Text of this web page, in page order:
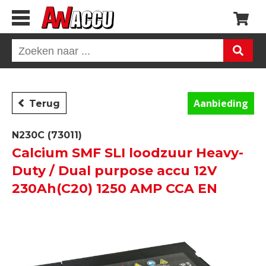
Terug Aanbieding
N230C (73011)
Calcium SMF SLI loodzuur Heavy-
Duty / Dual purpose accu 12V
230Ah(C20) 1250 AMP CCA EN